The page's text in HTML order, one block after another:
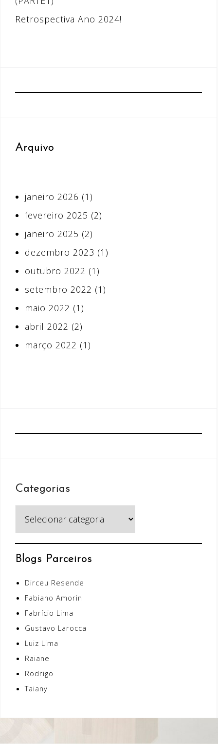
Retrospectiva Ano 2024!
Arquivo
janeiro 2026 (1)
fevereiro 2025 (2)
janeiro 2025 (2)
dezembro 2023 (1)
outubro 2022 (1)
setembro 2022 (1)
maio 2022 (1)
abril 2022 (2)
março 2022 (1)
Categorias
Blogs Parceiros
Dirceu Resende
Fabiano Amorin
Fabrício Lima
Gustavo Larocca
Luiz Lima
Raiane
Rodrigo
Taiany